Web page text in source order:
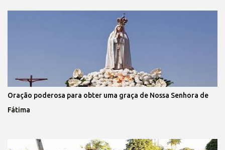
Oração poderosa para obter uma graça de Nossa Senhora de
Fátima